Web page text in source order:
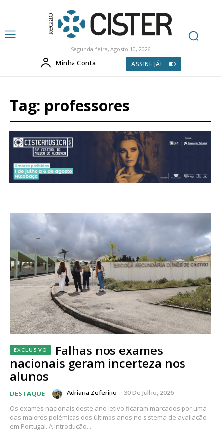
Segunda-feira, Agosto 10, 2026
Minha Conta ASSINE JÁ!
Tag: professores
Falhas nos exames
nacionais geram incerteza nos
alunos
DESTAQUE Adriana Zeferino - 30 De Julho, 2026
Os exames nacionais deste ano letivo ficaram marcados por uma
das maiores polémicas dos últimos anos no sistema de avaliação
em Portugal. A introdução...